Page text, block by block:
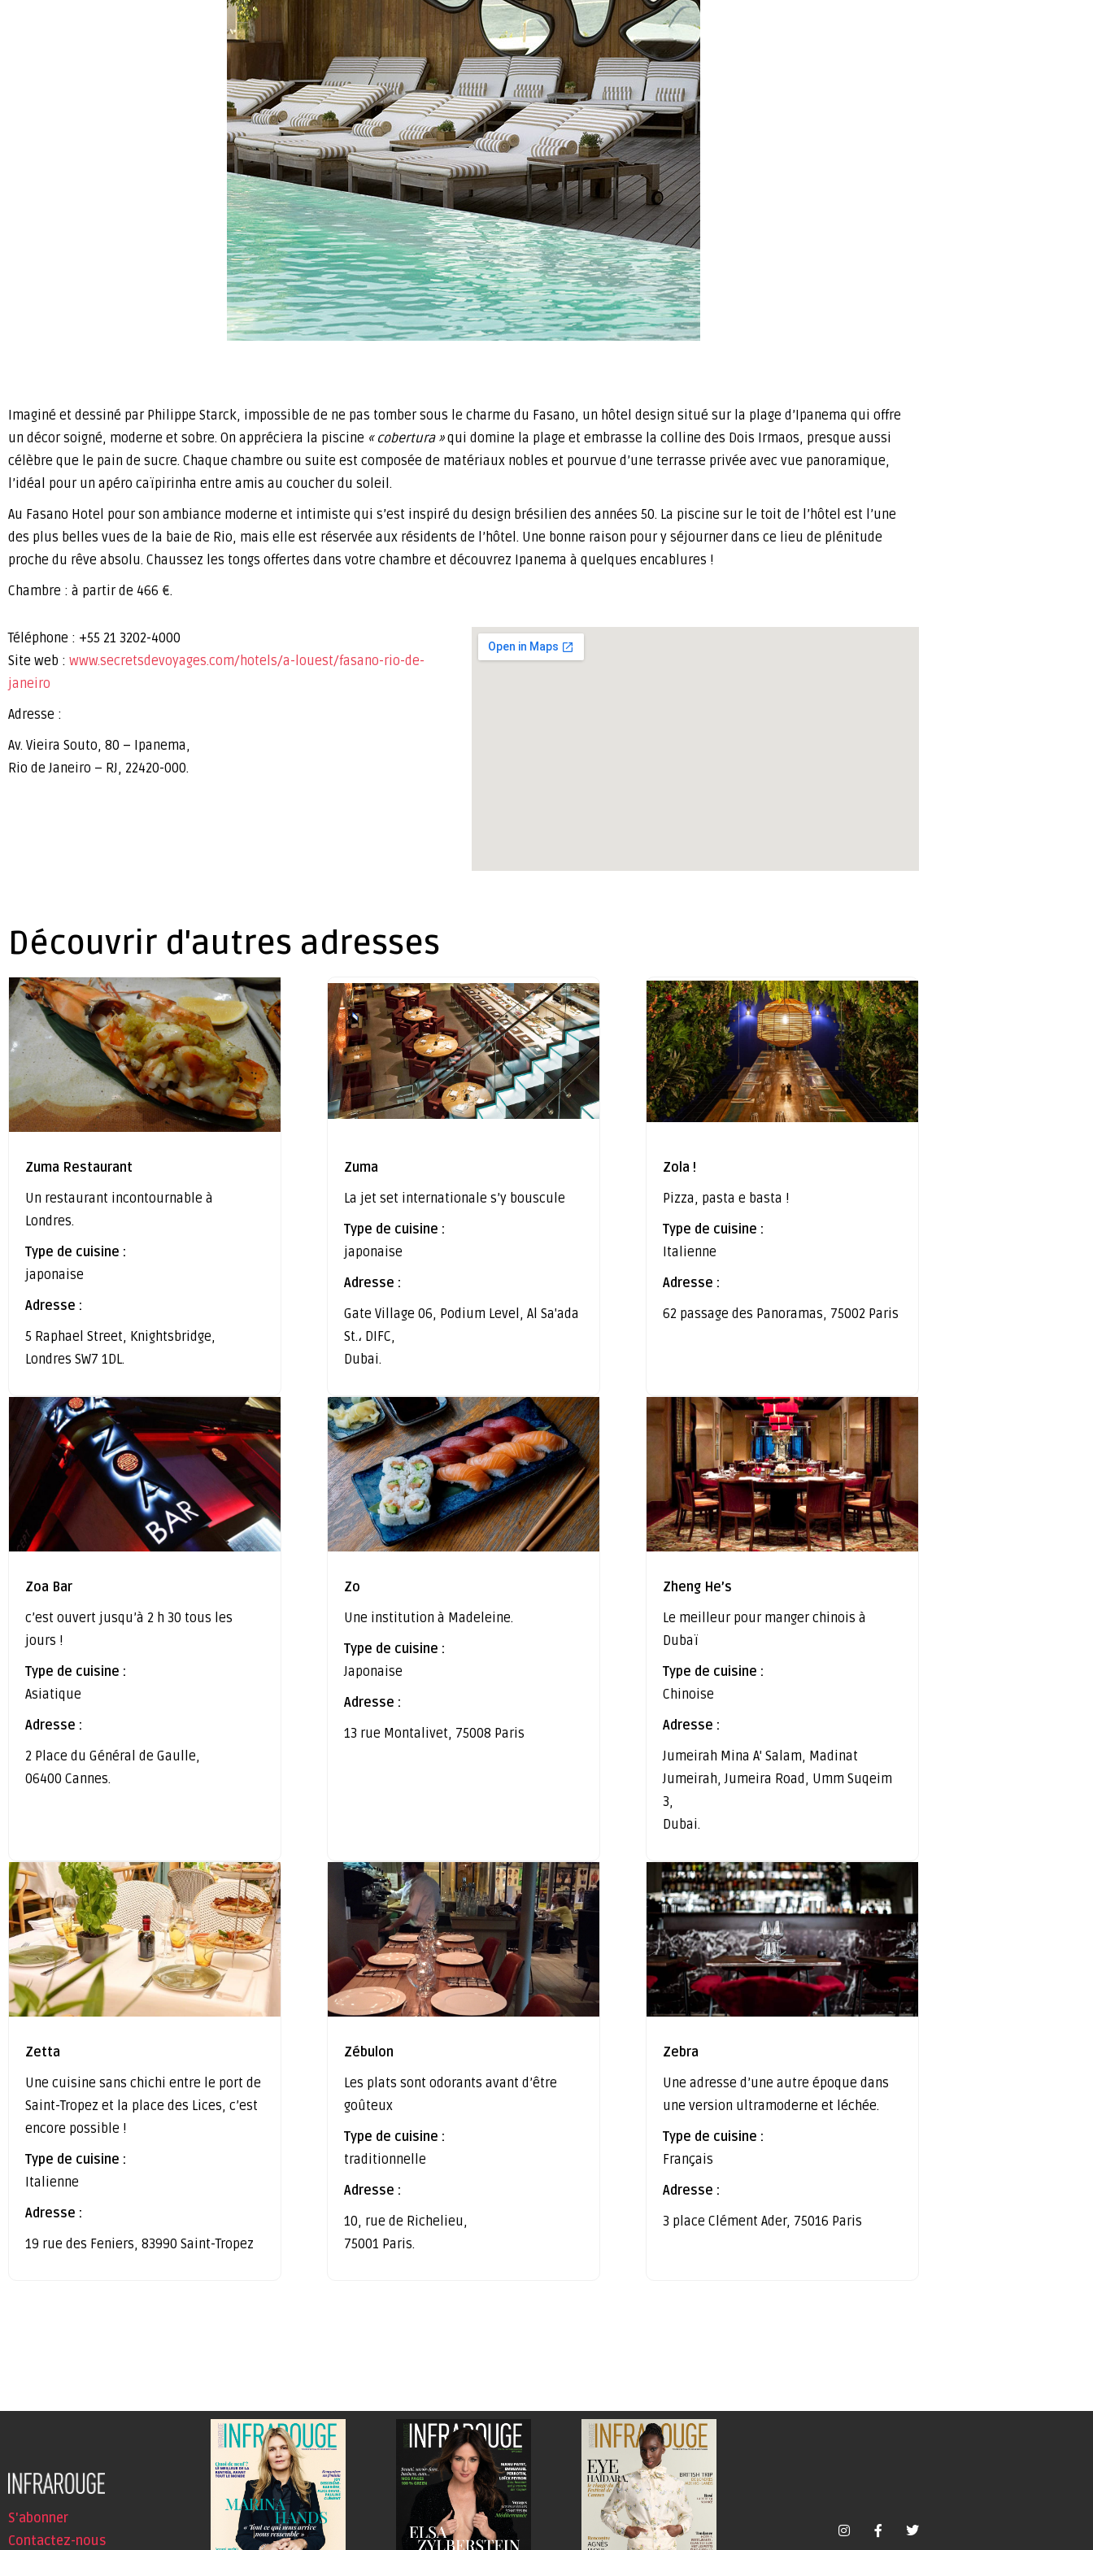
Imaginé et dessiné par Philippe Starck, impossible de ne pas tomber sous le charme du Fasano, un hôtel design situé sur la plage d’Ipanema qui offre
un décor soigné, moderne et sobre. On appréciera la piscine « cobertura »qui domine la plage et embrasse la colline des Dois Irmaos, presque aussi
célèbre que le pain de sucre. Chaque chambre ou suite est composée de matériaux nobles et pourvue d’une terrasse privée avec vue panoramique,
l’idéal pour un apéro caïpirinha entre amis au coucher du soleil.
Au Fasano Hotel pour son ambiance moderne et intimiste qui s’est inspiré du design brésilien des années 50. La piscine sur le toit de l’hôtel est l’une
des plus belles vues de la baie de Rio, mais elle est réservée aux résidents de l’hôtel. Une bonne raison pour y séjourner dans ce lieu de plénitude
proche du rêve absolu. Chaussez les tongs offertes dans votre chambre et découvrez Ipanema à quelques encablures !
Chambre : à partir de 466 €.
Téléphone : +55 21 3202-4000
Site web : www.secretsdevoyages.com/hotels/a-louest/fasano-rio-de-
janeiro
Adresse :
Av. Vieira Souto, 80 – Ipanema,
Rio de Janeiro – RJ, 22420-000.
Découvrir d'autres adresses
Zuma Restaurant
Un restaurant incontournable à
Londres.
Type de cuisine :
japonaise
Adresse :
5 Raphael Street, Knightsbridge,
Londres SW7 1DL.
Zuma
La jet set internationale s’y bouscule
Type de cuisine :
japonaise
Adresse :
Gate Village 06, Podium Level, Al Sa'ada
St.، DIFC,
Dubai.
Zola !
Pizza, pasta e basta !
Type de cuisine :
Italienne
Adresse :
62 passage des Panoramas, 75002 Paris
Zoa Bar
c’est ouvert jusqu’à 2 h 30 tous les
jours !
Type de cuisine :
Asiatique
Adresse :
2 Place du Général de Gaulle,
06400 Cannes.
Zo
Une institution à Madeleine.
Type de cuisine :
Japonaise
Adresse :
13 rue Montalivet, 75008 Paris
Zheng He’s
Le meilleur pour manger chinois à
Dubaï
Type de cuisine :
Chinoise
Adresse :
Jumeirah Mina A' Salam, Madinat
Jumeirah, Jumeira Road, Umm Suqeim
3,
Dubai.
Zetta
Une cuisine sans chichi entre le port de
Saint-Tropez et la place des Lices, c’est
encore possible !
Type de cuisine :
Italienne
Adresse :
19 rue des Feniers, 83990 Saint-Tropez
Zébulon
Les plats sont odorants avant d’être
goûteux
Type de cuisine :
traditionnelle
Adresse :
10, rue de Richelieu,
75001 Paris.
Zebra
Une adresse d’une autre époque dans
une version ultramoderne et léchée.
Type de cuisine :
Français
Adresse :
3 place Clément Ader, 75016 Paris
S'abonner
Contactez-nous